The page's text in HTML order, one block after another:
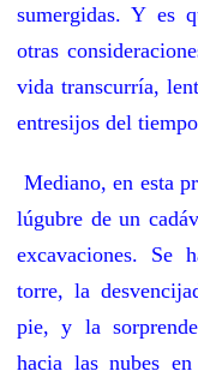
sumergidas. Y es
otras
vida transcurría,
entresijos del
Mediano, en esta
lúgubre de un
excavaciones. Se
torre, la
pie, y la
hacia las nubes